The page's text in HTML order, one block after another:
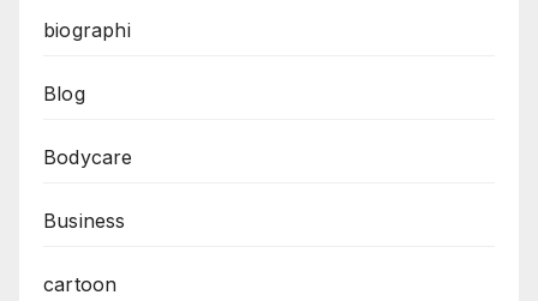
biographi
Blog
Bodycare
Business
cartoon